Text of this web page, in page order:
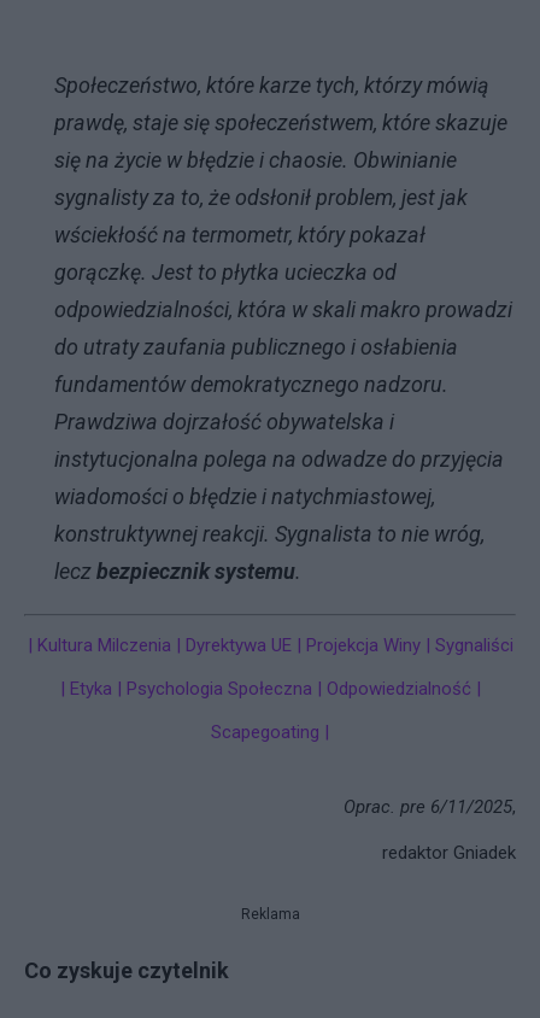
Społeczeństwo, które karze tych, którzy mówią
prawdę, staje się społeczeństwem, które skazuje
się na życie w błędzie i chaosie. Obwinianie
sygnalisty za to, że odsłonił problem, jest jak
wściekłość na termometr, który pokazał
gorączkę. Jest to płytka ucieczka od
odpowiedzialności, która w skali makro prowadzi
do utraty zaufania publicznego i osłabienia
fundamentów demokratycznego nadzoru.
Prawdziwa dojrzałość obywatelska i
instytucjonalna polega na odwadze do przyjęcia
wiadomości o błędzie i natychmiastowej,
konstruktywnej reakcji. Sygnalista to nie wróg,
leczbezpiecznik systemu.
| Kultura Milczenia | Dyrektywa UE | Projekcja Winy | Sygnaliści
| Etyka | Psychologia Społeczna | Odpowiedzialność |
Scapegoating |
Oprac. pre 6/11/2025,
redaktor Gniadek
Reklama
Co zyskuje czytelnik